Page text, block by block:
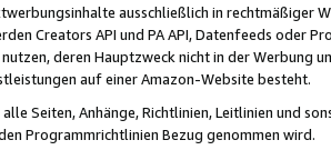
ausschließlich in rechtmäßiger
Creators API und PA API, Datenfeeds oder
nutzen, deren Hauptzweck nicht in der Werbung
auf einer Amazon-Website besteht.
alle Seiten, Anhänge, Richtlinien, Leitlinien und
Programmrichtlinien Bezug genommen wird.